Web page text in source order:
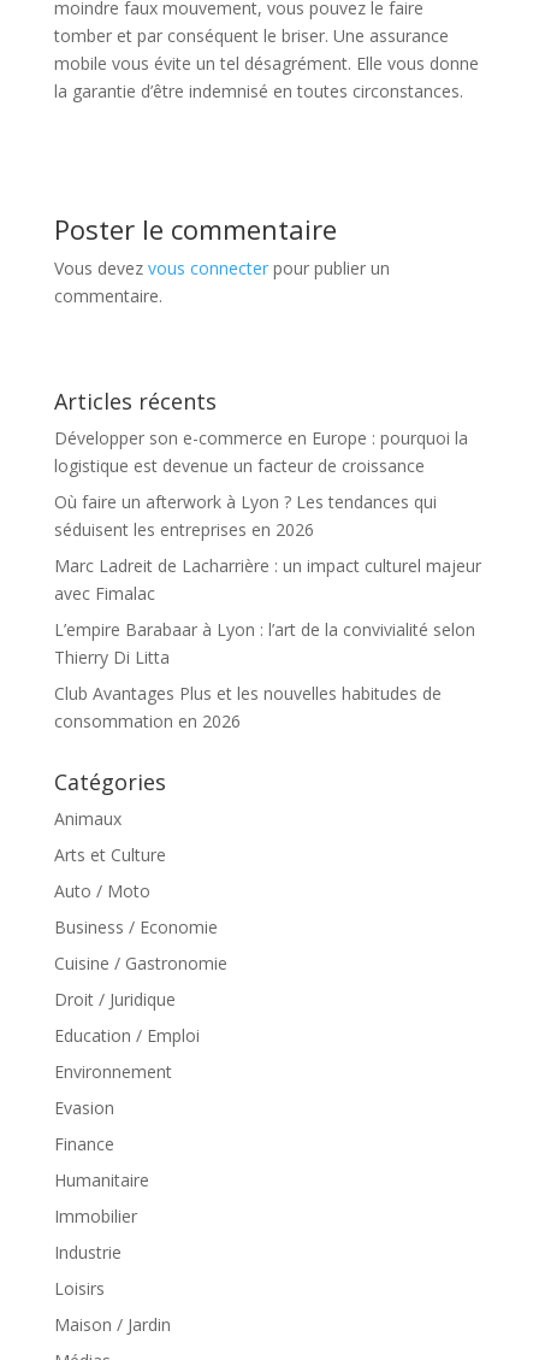
moindre faux mouvement, vous pouvez le faire
tomber et par conséquent le briser. Une assurance
mobile vous évite un tel désagrément. Elle vous donne
la garantie d’être indemnisé en toutes circonstances.
Poster le commentaire
Vous devez vous connecterpour publier un
commentaire.
Articles récents
Développer son e-commerce en Europe : pourquoi la
logistique est devenue un facteur de croissance
Où faire un afterwork à Lyon ? Les tendances qui
séduisent les entreprises en 2026
Marc Ladreit de Lacharrière : un impact culturel majeur
avec Fimalac
L’empire Barabaar à Lyon : l’art de la convivialité selon
Thierry Di Litta
Club Avantages Plus et les nouvelles habitudes de
consommation en 2026
Catégories
Animaux
Arts et Culture
Auto / Moto
Business / Economie
Cuisine / Gastronomie
Droit / Juridique
Education / Emploi
Environnement
Evasion
Finance
Humanitaire
Immobilier
Industrie
Loisirs
Maison / Jardin